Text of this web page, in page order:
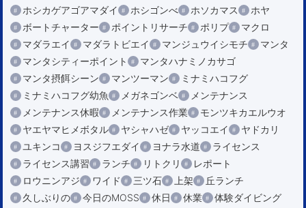
ホシカゲアゴアマダイ
ホシゴンべ ホソカマス
ホヤ
ボートチャーター
ポイントリサーチ ポリプ
マクロ
マダラエイ
マダラトビエイ マンジュウイシモチ
マンタ
マンタシティーポイント
マンタハナミノカサゴ
マンタ摂餌シーン
マンツーマン
ミナミハコフグ
ミナミハコフグ幼魚
メガネゴンベ
メンテナンス
メンテナンス休暇
メンテナンス作業
モンツキカエルウオ
ヤエヤマヒメボタル
ヤシャハゼ ヤッコエイ
ヤドカリ
ユキンコ
ヨスジフエダイ ヨナラ水道
ライセンス
ライセンス講習
ランチ リトクリ
レポート
ロウニンアジ
ワイド 三ツ石 上架
丘ランチ
久しぶりの
今日のMOSS 休日 休業
体験ダイビング